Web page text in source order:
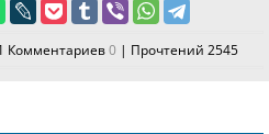
Комментариев0 | Прочтений 2545